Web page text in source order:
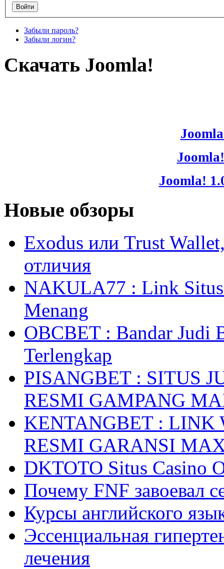
Забыли пароль?
Забыли логин?
Скачать Joomla!
Joomla!
Новые обзоры
Exodus или Trust
отличия
NAKULA77 : Link Situs
Menang
OBCBET : Bandar Judi
Terlengkap
PISANGBET : SITUS
RESMI GAMPANG
KENTANGBET : LINK
RESMI GARANSI
DKTOTO Situs Casino
Почему FNF завоевал
Курсы английского
Эссенциальная
лечения